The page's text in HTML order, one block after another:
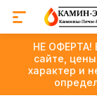
НЕ ОФЕРТА!
сайте,
характер и